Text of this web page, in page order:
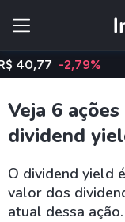
-2,79%
Veja 6
dividend
O dividend yield
valor dos
atual dessa ação.